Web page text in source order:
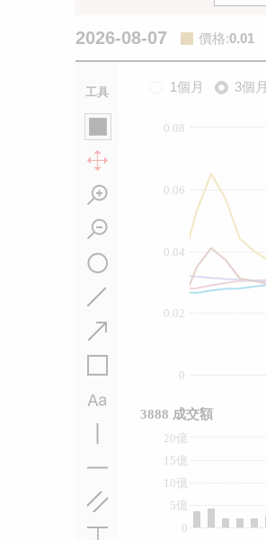
2026-08-07 價格:0.01
工具 1個月 3個月
0
0.06
0.02
0.04
0.08
0
5億
10億
15億
20億
3888 成交額